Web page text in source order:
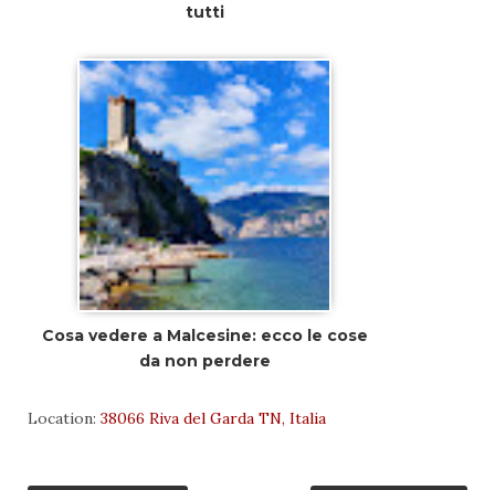
tutti
Cosa vedere a Malcesine: ecco le cose
da non perdere
Location: 38066 Riva del Garda TN, Italia